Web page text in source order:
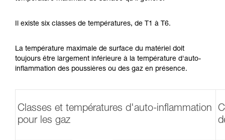
Il existe six classes de températures, de T1 à T6.
La température maximale de surface du matériel doit
toujours être largement inférieure à la température d'auto-
inflammation des poussières ou des gaz en présence.
Classes et températures d'auto-inflammation
pour les gaz